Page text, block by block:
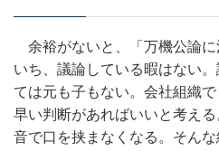
余裕がないと、「万機公論に
いち、議論している暇はない
ては元も子もない。会社組織
早い判断があればいいと考え
音で口を挟まなくなる。そん